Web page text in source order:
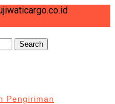
Search
Pengiriman